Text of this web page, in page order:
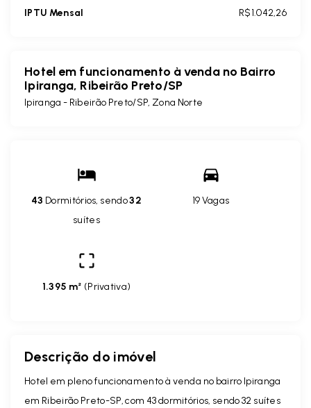
IPTU Mensal R$1.042,26
Hotel em funcionamento à venda no Bairro
Ipiranga, Ribeirão Preto/SP
Ipiranga - Ribeirão Preto/SP, Zona Norte
43 Dormitórios, sendo32
suítes
19 Vagas
1.395 m² (Privativa)
Descrição do imóvel
Hotel em pleno funcionamento à venda no bairro Ipiranga
em Ribeirão Preto-SP, com 43 dormitórios, sendo 32 suítes